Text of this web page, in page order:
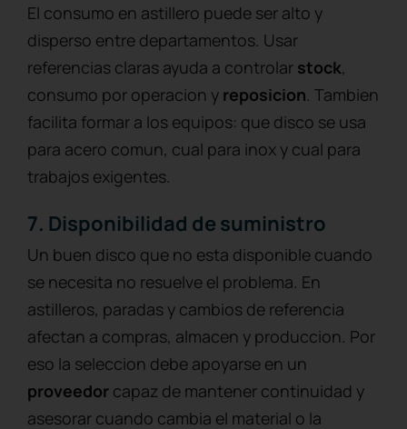
El consumo en astillero puede ser alto y
disperso entre departamentos. Usar
referencias claras ayuda a controlar stock,
consumo por operacion y reposicion. Tambien
facilita formar a los equipos: que disco se usa
para acero comun, cual para inox y cual para
trabajos exigentes.
7. Disponibilidad de suministro
Un buen disco que no esta disponible cuando
se necesita no resuelve el problema. En
astilleros, paradas y cambios de referencia
afectan a compras, almacen y produccion. Por
eso la seleccion debe apoyarse en un
proveedor capaz de mantener continuidad y
asesorar cuando cambia el material o la